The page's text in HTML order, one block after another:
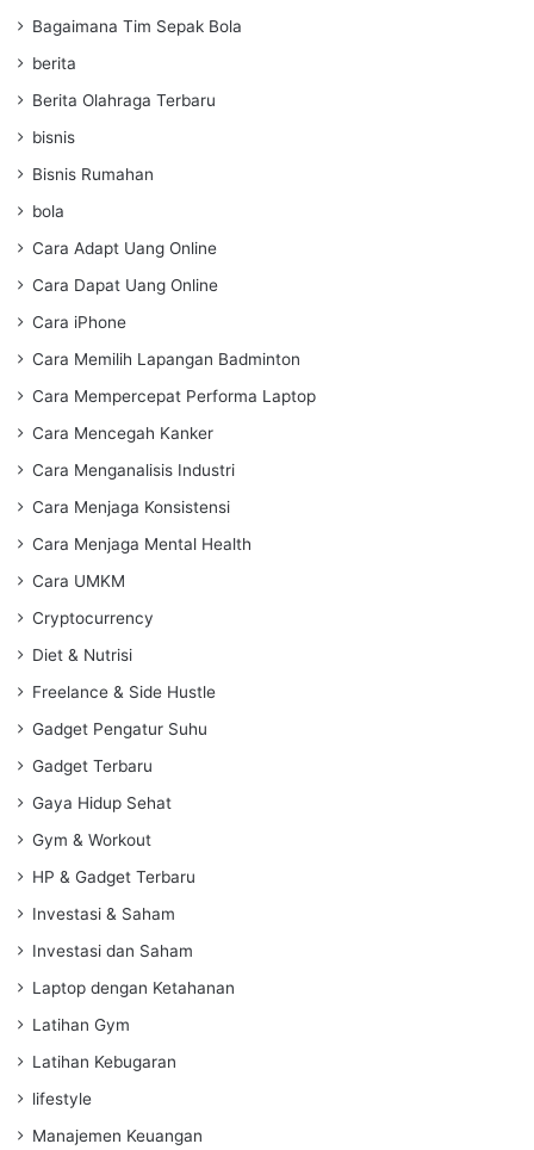
Bagaimana Tim Sepak Bola
berita
Berita Olahraga Terbaru
bisnis
Bisnis Rumahan
bola
Cara Adapt Uang Online
Cara Dapat Uang Online
Cara iPhone
Cara Memilih Lapangan Badminton
Cara Mempercepat Performa Laptop
Cara Mencegah Kanker
Cara Menganalisis Industri
Cara Menjaga Konsistensi
Cara Menjaga Mental Health
Cara UMKM
Cryptocurrency
Diet & Nutrisi
Freelance & Side Hustle
Gadget Pengatur Suhu
Gadget Terbaru
Gaya Hidup Sehat
Gym & Workout
HP & Gadget Terbaru
Investasi & Saham
Investasi dan Saham
Laptop dengan Ketahanan
Latihan Gym
Latihan Kebugaran
lifestyle
Manajemen Keuangan